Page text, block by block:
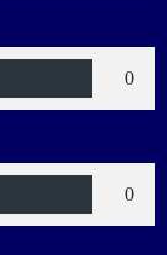
0
0